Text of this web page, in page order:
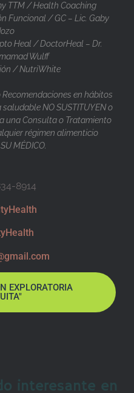
TTM / Health Coaching
Funcional / GC – Lic. Gaby
Heal / DoctorHeal – Dr.
Wulff
/ NutriWhite
Recomendaciones en hábitos
NO SUSTITUYEN o
una Consulta o Tratamiento
régimen alimenticio
MÉDICO.
8914
EXPLORATORIA
interesante en